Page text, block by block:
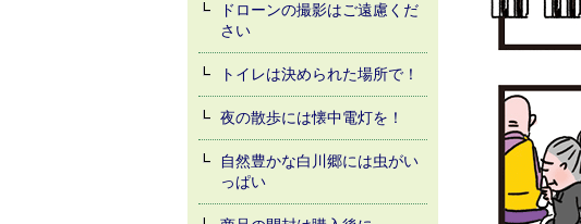
ドローンの撮影はご遠慮くだ
さい
トイレは決められた場所で！
夜の散歩には懐中電灯を！
自然豊かな白川郷には虫がい
っぱい